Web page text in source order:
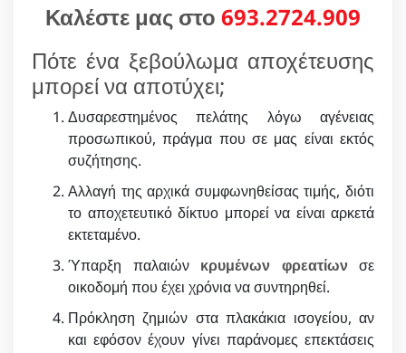
Καλέστε μας στο 693.2724.909
Πότε ένα ξεβούλωμα αποχέτευσης
μπορεί να αποτύχει;
Δυσαρεστημένος πελάτης λόγω αγένειας
προσωπικού, πράγμα που σε μας είναι εκτός
συζήτησης.
Αλλαγή της αρχικά συμφωνηθείσας τιμής, διότι
το αποχετευτικό δίκτυο μπορεί να είναι αρκετά
εκτεταμένο.
Ύπαρξη παλαιών κρυμένων φρεατίωνσε
οικοδομή που έχει χρόνια να συντηρηθεί.
Πρόκληση ζημιών στα πλακάκια ισογείου, αν
και εφόσον έχουν γίνει παράνομες επεκτάσεις